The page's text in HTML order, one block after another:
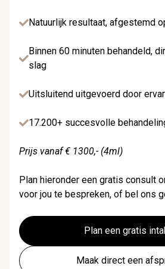
Natuurlijk resultaat, afgestemd
Binnen 60 minuten behandeld,
slag
Uitsluitend uitgevoerd door
17.200+ succesvolle
Prijs vanaf € 1300,- (4ml)
Plan hieronder een gratis consult
voor jou te bespreken, of bel ons
Plan een gratis
Maak direct een